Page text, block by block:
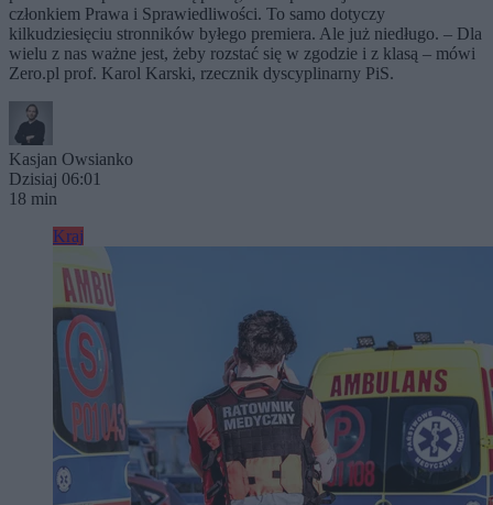
członkiem Prawa i Sprawiedliwości. To samo dotyczy
kilkudziesięciu stronników byłego premiera. Ale już niedługo. – Dla
wielu z nas ważne jest, żeby rozstać się w zgodzie i z klasą – mówi
Zero.pl prof. Karol Karski, rzecznik dyscyplinarny PiS.
Kasjan Owsianko
Dzisiaj 06:01
18 min
Kraj